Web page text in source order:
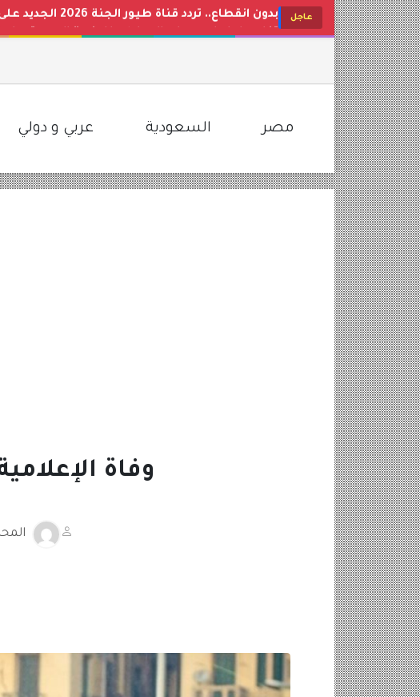
عاجل
تفاصيل إيداع حساب المواطن للدفعة الجديدة.. رابط
حقيقة تعديل التقويم الدراسي ومواعيد
تحديث البنوك والشركات.. سعر الدولار اليوم في
مصر السعودية عربي و دولي
وفاة